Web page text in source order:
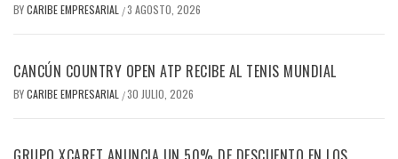
BYCARIBE EMPRESARIAL /3 AGOSTO, 2026
CANCÚN COUNTRY OPEN ATP RECIBE AL TENIS MUNDIAL
BYCARIBE EMPRESARIAL /30 JULIO, 2026